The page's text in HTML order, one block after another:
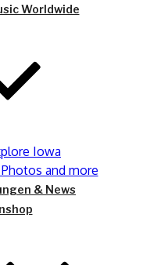
Worldwide
Iowa
and more
& News